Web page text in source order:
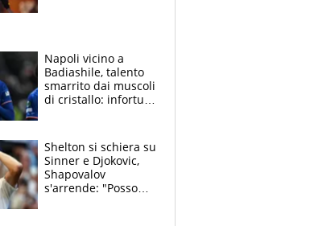
Napoli vicino a
Badiashile, talento
smarrito dai muscoli
di cristallo: infortuni
Shelton si schiera su
Sinner e Djokovic,
Shapovalov
s'arrende: "Posso